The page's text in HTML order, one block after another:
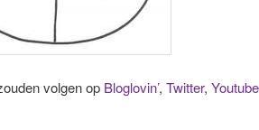
volgen op Bloglovin’, Twitter, Youtube